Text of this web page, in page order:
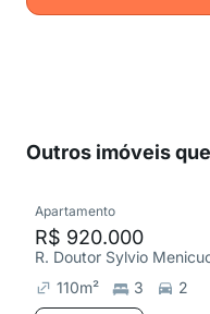
Outros imóveis
Apartamento
R$ 920.000
R. Doutor Sylvio
110m² 3
2